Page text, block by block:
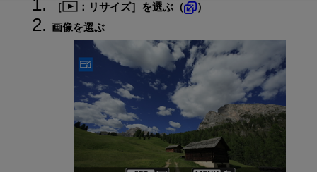
［ ： リサイズ］を選ぶ（
）
画像を選ぶ